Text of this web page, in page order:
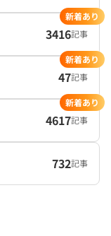
3416記事
新着あり
47記事
新着あり
4617記事
新着あり
732記事